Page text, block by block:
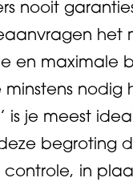
nooit
het
en maximale
minstens
is je meest
begroting
in